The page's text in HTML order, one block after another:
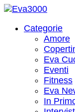
Categorie
Amore
Eva
Eventi
Fitness
Eva
In